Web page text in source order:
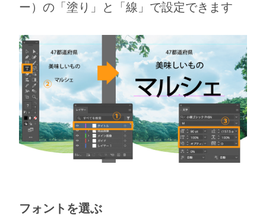
ー）の「塗り」と「線」で設定できます
フォントを選ぶ